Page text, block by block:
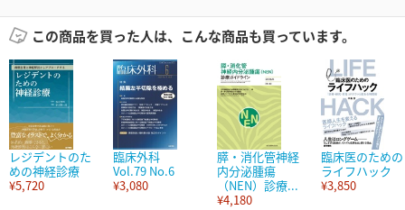
この商品を買った人は、こんな商品も買っています。
レジデントのた
めの神経診療
¥5,720
臨床外科
Vol.79 No.6
¥3,080
膵・消化管神経
内分泌腫瘍
（NEN）診療...
¥4,180
臨床医のための
ライフハック
¥3,850